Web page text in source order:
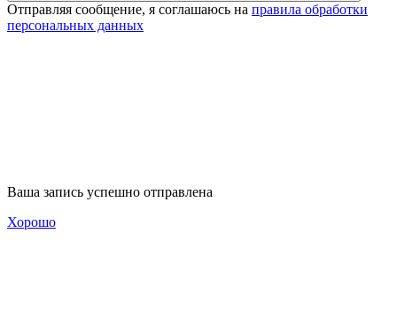
Отправляя сообщение, я соглашаюсь на правила обработки
персональных данных
Ваша запись успешно отправлена
Хорошо